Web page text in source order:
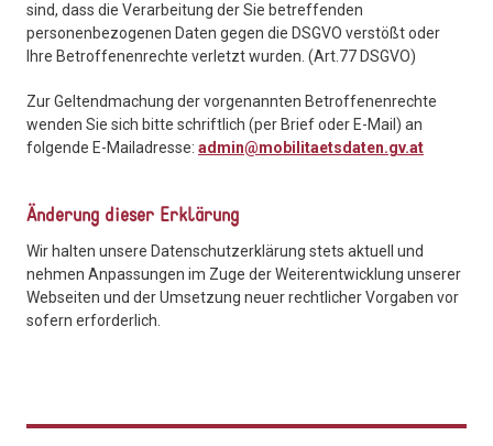
sind, dass die Verarbeitung der Sie betreffenden
personenbezogenen Daten gegen die DSGVO verstößt oder
Ihre Betroffenenrechte verletzt wurden. (Art.77 DSGVO)
Zur Geltendmachung der vorgenannten Betroffenenrechte
wenden Sie sich bitte schriftlich (per Brief oder E-Mail) an
folgende E-Mailadresse: admin@mobilitaetsdaten.gv.at
Änderung dieser Erklärung
Wir halten unsere Datenschutzerklärung stets aktuell und
nehmen Anpassungen im Zuge der Weiterentwicklung unserer
Webseiten und der Umsetzung neuer rechtlicher Vorgaben vor
sofern erforderlich.